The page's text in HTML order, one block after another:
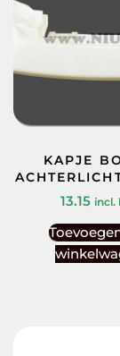
KAPJE
13.15 incl.